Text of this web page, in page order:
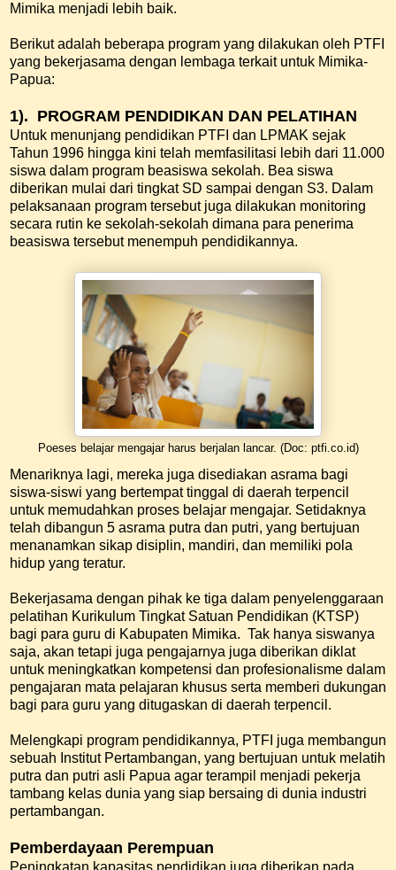
Mimika menjadi lebih baik.
Berikut adalah beberapa program yang dilakukan oleh PTFI
yang bekerjasama dengan lembaga terkait untuk Mimika-
Papua:
1). PROGRAM PENDIDIKAN DAN PELATIHAN
Untuk menunjang pendidikan PTFI dan LPMAK sejak
Tahun 1996 hingga kini telah memfasilitasi lebih dari 11.000
siswa dalam program beasiswa sekolah. Bea siswa
diberikan mulai dari tingkat SD sampai dengan S3. Dalam
pelaksanaan program tersebut juga dilakukan monitoring
secara rutin ke sekolah-sekolah dimana para penerima
beasiswa tersebut menempuh pendidikannya.
Poeses belajar mengajar harus berjalan lancar. (Doc: ptfi.co.id)
Menariknya lagi, mereka juga disediakan asrama bagi
siswa-siswi yang bertempat tinggal di daerah terpencil
untuk memudahkan proses belajar mengajar. Setidaknya
telah dibangun 5 asrama putra dan putri, yang bertujuan
menanamkan sikap disiplin, mandiri, dan memiliki pola
hidup yang teratur.
Bekerjasama dengan pihak ke tiga dalam penyelenggaraan
pelatihan Kurikulum Tingkat Satuan Pendidikan (KTSP)
bagi para guru di Kabupaten Mimika. Tak hanya siswanya
saja, akan tetapi juga pengajarnya juga diberikan diklat
untuk meningkatkan kompetensi dan profesionalisme dalam
pengajaran mata pelajaran khusus serta memberi dukungan
bagi para guru yang ditugaskan di daerah terpencil.
Melengkapi program pendidikannya, PTFI juga membangun
sebuah Institut Pertambangan, yang bertujuan untuk melatih
putra dan putri asli Papua agar terampil menjadi pekerja
tambang kelas dunia yang siap bersaing di dunia industri
pertambangan.
Pemberdayaan Perempuan
Peningkatan kapasitas pendidikan juga diberikan pada